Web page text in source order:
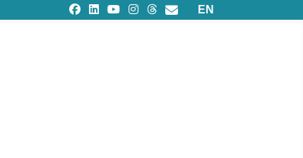
Seleziona la tua
EN